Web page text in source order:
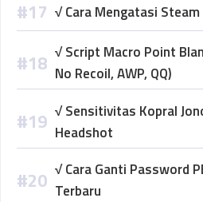
√ Cara Mengatasi
√ Script Macro Point
No Recoil, AWP, QQ)
√ Sensitivitas Kopral
Headshot
√ Cara Ganti Password
Terbaru